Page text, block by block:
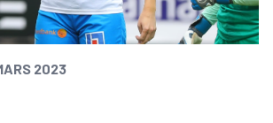
2023